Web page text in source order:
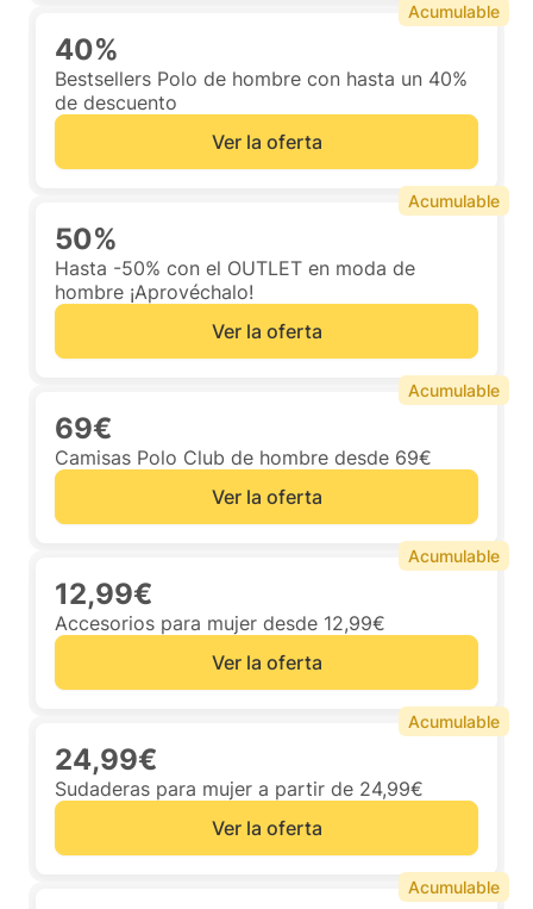
40%
Bestsellers Polo de hombre con hasta un 40%
de descuento
Ver la oferta
Acumulable
50%
Hasta -50% con el OUTLET en moda de
hombre ¡Aprovéchalo!
Ver la oferta
Acumulable
69€
Camisas Polo Club de hombre desde 69€
Ver la oferta
Acumulable
12,99€
Accesorios para mujer desde 12,99€
Ver la oferta
Acumulable
24,99€
Sudaderas para mujer a partir de 24,99€
Ver la oferta
Acumulable
Acumulable